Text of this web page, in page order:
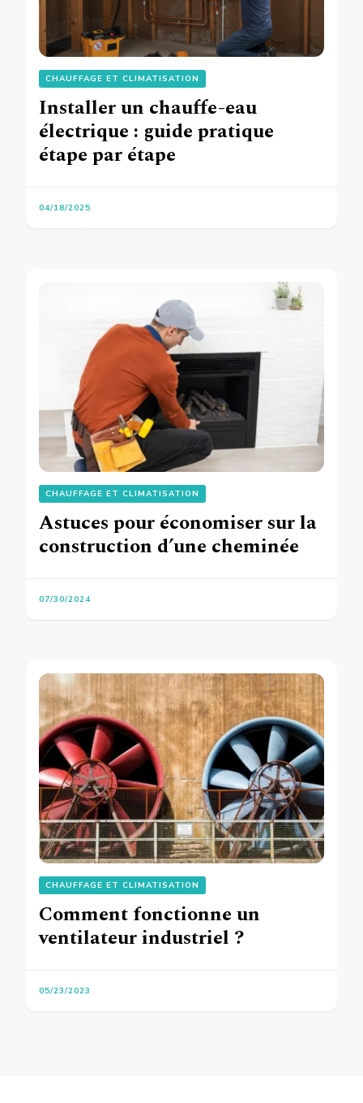
CHAUFFAGE ET CLIMATISATION
Installer un chauffe-eau
électrique : guide pratique
étape par étape
04/18/2025
CHAUFFAGE ET CLIMATISATION
Astuces pour économiser sur la
construction d’une cheminée
07/30/2024
CHAUFFAGE ET CLIMATISATION
Comment fonctionne un
ventilateur industriel ?
05/23/2023